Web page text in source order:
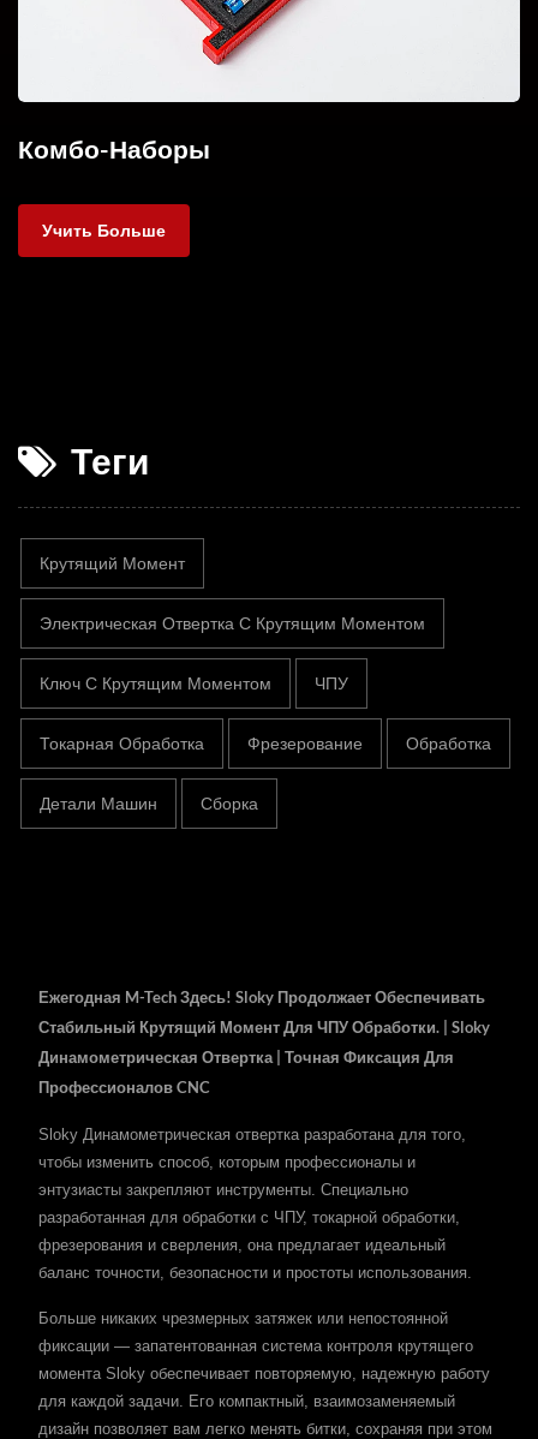
Комбо-Наборы
Учить Больше
Теги
Крутящий Момент
Электрическая Отвертка С Крутящим Моментом
Ключ С Крутящим Моментом ЧПУ
Токарная Обработка Фрезерование Обработка
Детали Машин Сборка
Ежегодная M-Tech Здесь! Sloky Продолжает Обеспечивать
Стабильный Крутящий Момент Для ЧПУ Обработки. | Sloky
Динамометрическая Отвертка | Точная Фиксация Для
Профессионалов CNC
Sloky Динамометрическая отвертка разработана для того,
чтобы изменить способ, которым профессионалы и
энтузиасты закрепляют инструменты. Специально
разработанная для обработки с ЧПУ, токарной обработки,
фрезерования и сверления, она предлагает идеальный
баланс точности, безопасности и простоты использования.
Больше никаких чрезмерных затяжек или непостоянной
фиксации — запатентованная система контроля крутящего
момента Sloky обеспечивает повторяемую, надежную работу
для каждой задачи. Его компактный, взаимозаменяемый
дизайн позволяет вам легко менять битки, сохраняя при этом